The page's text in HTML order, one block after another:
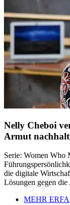
Nelly Cheboi
Armut
Serie: Women Who
die digitale
Lösungen gegen
MEHR